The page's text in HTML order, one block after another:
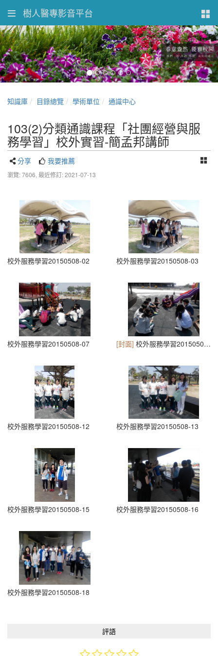
樹人醫專影音平台
知識庫 目錄總覽 學術單位 通識中心
103(2)分類通識課程「社團經營與服
務學習」校外實習-簡孟邦講師
分享 我要推薦
瀏覽: 7606, 最近修訂: 2021-07-13
校外服務學習20150508-02 校外服務學習20150508-03
校外服務學習20150508-07 [封面] 校外服務學習20150508-08
校外服務學習20150508-12 校外服務學習20150508-13
校外服務學習20150508-15 校外服務學習20150508-16
校外服務學習20150508-18
評語